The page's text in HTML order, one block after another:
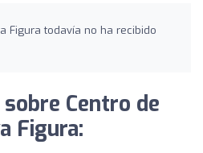
Figura todavía no ha recibido
Centro de
Figura: